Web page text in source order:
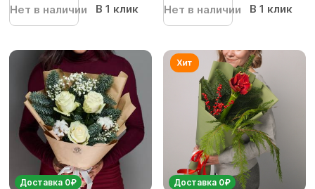
Нет в наличии В 1 клик Нет в наличии В 1 клик
Доставка 0₽ Доставка 0₽